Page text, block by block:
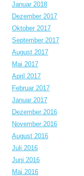
Januar 2018
Dezember 2017
Oktober 2017
September 2017
August 2017
Mai 2017
April 2017
Februar 2017
Januar 2017
Dezember 2016
November 2016
August 2016
Juli 2016
Juni 2016
Mai 2016